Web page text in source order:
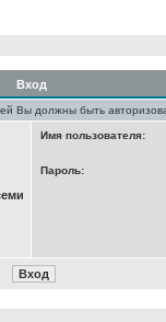
Вход
Вы должны быть
Имя пользователя:
Пароль: